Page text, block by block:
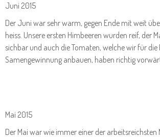
Juni 2015
Der Juni war sehr warm, gegen Ende mit weit
heiss. Unsere ersten Himbeeren wurden reif, der
sichbar und auch die Tomaten, welche wir für die
Samengewinnung anbauen, haben richtig
Mai 2015
Der Mai war wie immer einer der